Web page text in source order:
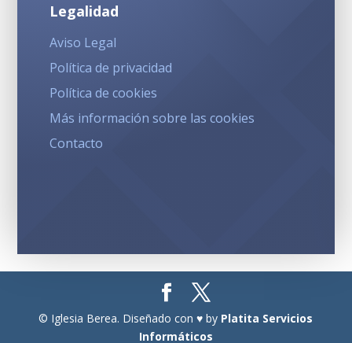
Legalidad
Aviso Legal
Política de privacidad
Política de cookies
Más información sobre las cookies
Contacto
© Iglesia Berea. Diseñado con ♥ by Platita Servicios
Informáticos